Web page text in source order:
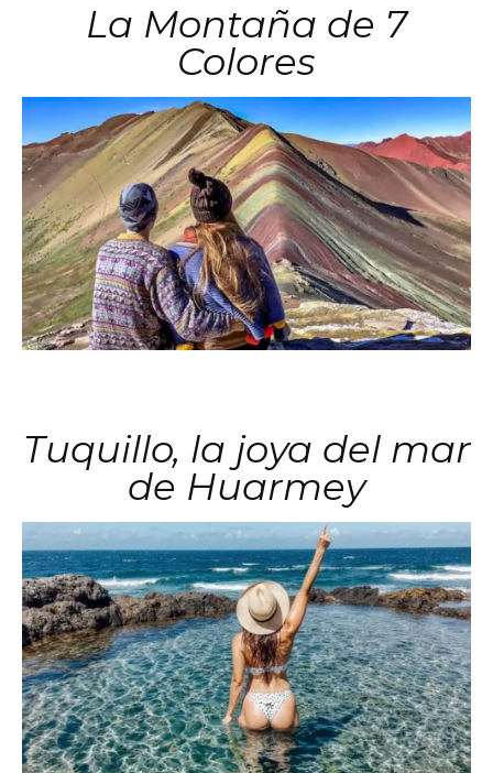
La Montaña de 7
Colores
Tuquillo, la joya del mar
de Huarmey